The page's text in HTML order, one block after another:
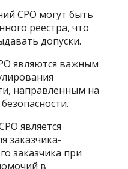
СРО могут быть
реестра, что
допуски.
являются важным
направленным на
является
заказчика-
заказчика при
в